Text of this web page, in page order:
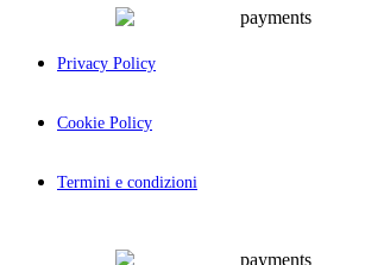
Privacy Policy
Cookie Policy
Termini e condizioni